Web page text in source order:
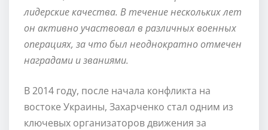
лидерские качества. В течение нескольких лет
он активно участвовал в различных военных
операциях, за что был неоднократно отмечен
наградами и званиями.
В 2014 году, после начала конфликта на
востоке Украины, Захарченко стал одним из
ключевых организаторов движения за